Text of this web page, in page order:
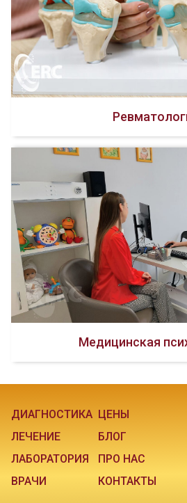
Медицинская
ДИАГНОСТИКА
ЛЕЧЕНИЕ
ЛАБОРАТОРИЯ
ВРАЧИ
ЦЕНЫ
БЛОГ
ПРО НАС
КОНТАКТЫ